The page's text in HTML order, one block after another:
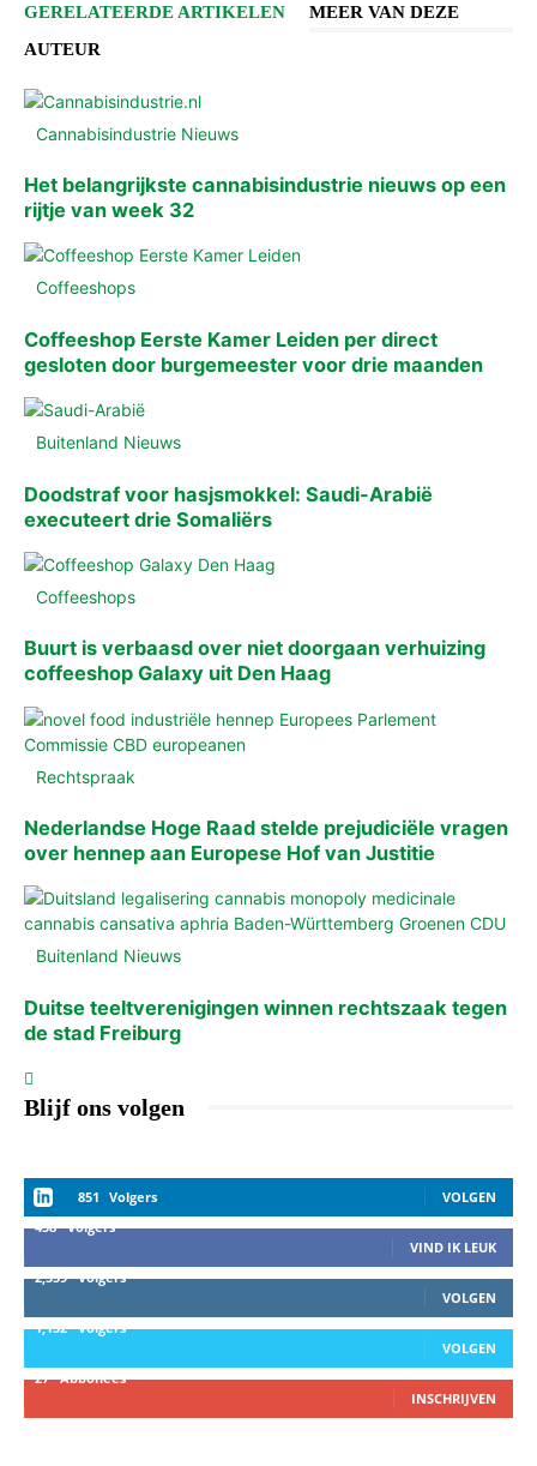
GERELATEERDE ARTIKELEN
MEER VAN DEZE
AUTEUR
Cannabisindustrie Nieuws
Het belangrijkste cannabisindustrie nieuws op een
rijtje van week 32
Coffeeshops
Coffeeshop Eerste Kamer Leiden per direct
gesloten door burgemeester voor drie maanden
Buitenland Nieuws
Doodstraf voor hasjsmokkel: Saudi-Arabië
executeert drie Somaliërs
Coffeeshops
Buurt is verbaasd over niet doorgaan verhuizing
coffeeshop Galaxy uit Den Haag
Rechtspraak
Nederlandse Hoge Raad stelde prejudiciële vragen
over hennep aan Europese Hof van Justitie
Buitenland Nieuws
Duitse teeltverenigingen winnen rechtszaak tegen
de stad Freiburg
Blijf ons volgen
851 Volgers
VOLGEN
458 Volgers
VIND IK LEUK
2,559 Volgers
VOLGEN
1,152 Volgers
VOLGEN
27 Abbonees
INSCHRIJVEN